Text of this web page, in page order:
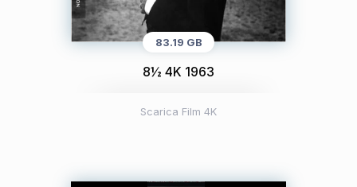
83.19 GB
8½ 4K 1963
Scarica Film 4K